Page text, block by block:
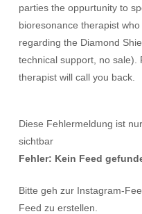
parties the oppurtunity to
bioresonance therapist
regarding the Diamond
technical support, no sale).
therapist will call you back.
Diese Fehlermeldung ist
sichtbar
Fehler: Kein Feed
Bitte geh zur Instagram-
Feed zu erstellen.